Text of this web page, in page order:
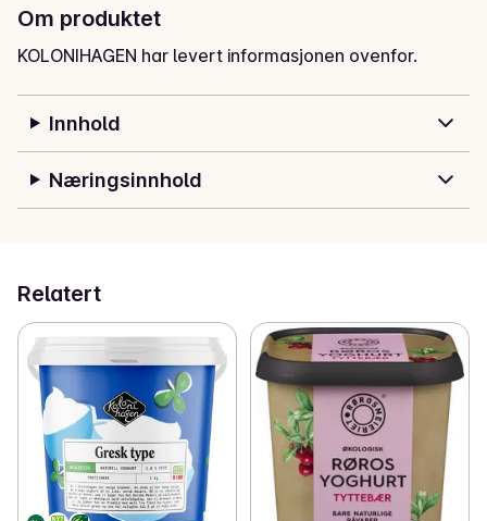
Om produktet
KOLONIHAGEN har levert informasjonen ovenfor.
Innhold
Næringsinnhold
Relatert